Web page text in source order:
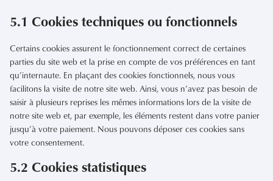
5.1 Cookies techniques ou fonctionnels
Certains cookies assurent le fonctionnement correct de certaines
parties du site web et la prise en compte de vos préférences en tant
qu’internaute. En plaçant des cookies fonctionnels, nous vous
facilitons la visite de notre site web. Ainsi, vous n’avez pas besoin de
saisir à plusieurs reprises les mêmes informations lors de la visite de
notre site web et, par exemple, les éléments restent dans votre panier
jusqu’à votre paiement. Nous pouvons déposer ces cookies sans
votre consentement.
5.2 Cookies statistiques